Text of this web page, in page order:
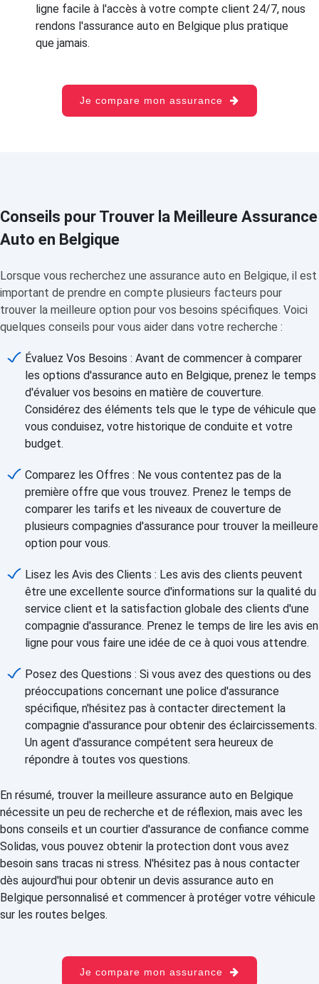
ligne facile à l'accès à votre compte client 24/7, nous
rendons l'assurance auto en Belgique plus pratique
que jamais.
Je compare mon assurance
Conseils pour Trouver la Meilleure Assurance
Auto en Belgique
Lorsque vous recherchez une assurance auto en Belgique, il est
important de prendre en compte plusieurs facteurs pour
trouver la meilleure option pour vos besoins spécifiques. Voici
quelques conseils pour vous aider dans votre recherche :
Évaluez Vos Besoins : Avant de commencer à comparer
les options d'assurance auto en Belgique, prenez le temps
d'évaluer vos besoins en matière de couverture.
Considérez des éléments tels que le type de véhicule que
vous conduisez, votre historique de conduite et votre
budget.
Comparez les Offres : Ne vous contentez pas de la
première offre que vous trouvez. Prenez le temps de
comparer les tarifs et les niveaux de couverture de
plusieurs compagnies d'assurance pour trouver la meilleure
option pour vous.
Lisez les Avis des Clients : Les avis des clients peuvent
être une excellente source d'informations sur la qualité du
service client et la satisfaction globale des clients d'une
compagnie d'assurance. Prenez le temps de lire les avis en
ligne pour vous faire une idée de ce à quoi vous attendre.
Posez des Questions : Si vous avez des questions ou des
préoccupations concernant une police d'assurance
spécifique, n'hésitez pas à contacter directement la
compagnie d'assurance pour obtenir des éclaircissements.
Un agent d'assurance compétent sera heureux de
répondre à toutes vos questions.
En résumé, trouver la meilleure assurance auto en Belgique
nécessite un peu de recherche et de réflexion, mais avec les
bons conseils et un courtier d'assurance de confiance comme
Solidas, vous pouvez obtenir la protection dont vous avez
besoin sans tracas ni stress. N'hésitez pas à nous contacter
dès aujourd'hui pour obtenir un devis assurance auto en
Belgique personnalisé et commencer à protéger votre véhicule
sur les routes belges.
Je compare mon assurance